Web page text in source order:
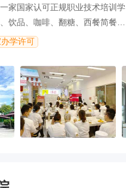
家国家认可正规职业技术培训学
饮品、咖啡、翻糖、西餐简餐等
培养懂技术，会销售，能管理的
办学许可